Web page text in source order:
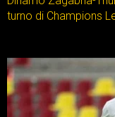
turno di Champions